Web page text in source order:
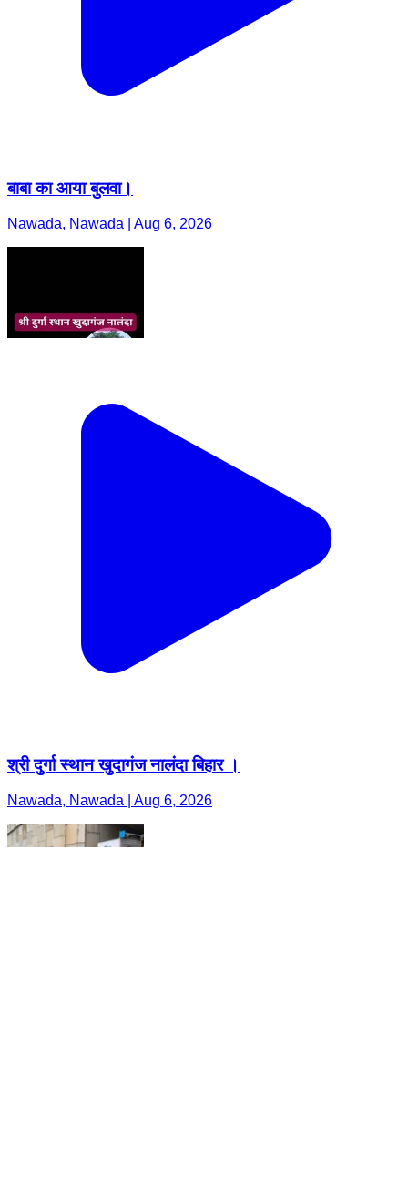
बाबा का आया बुलवा।
Nawada, Nawada | Aug 6, 2026
श्री दुर्गा स्थान खुदागंज नालंदा बिहार ।
Nawada, Nawada | Aug 6, 2026